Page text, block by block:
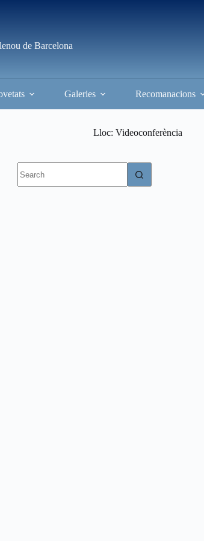
de Barcelona
Galeries Recomanacions
Lloc Videoconferència
results